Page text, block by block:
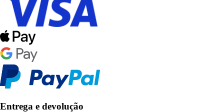
Entrega e devolução